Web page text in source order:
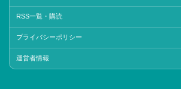
RSS一覧・購読
プライバシーポリシー
運営者情報